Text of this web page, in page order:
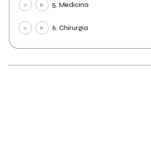
5. Medicina
6. Chirurgia